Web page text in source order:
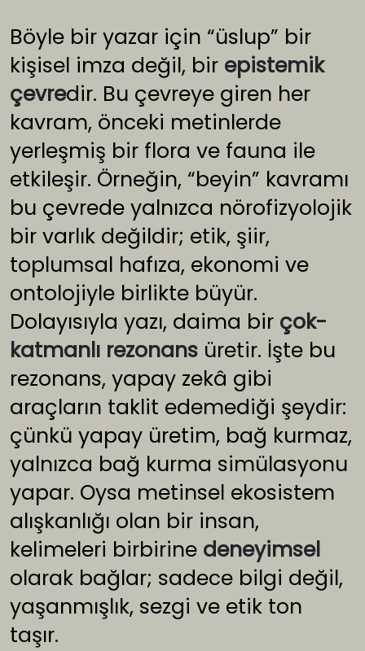
Böyle bir yazar için “üslup” bir
kişisel imza değil, bir epistemik
çevredir. Bu çevreye giren her
kavram, önceki metinlerde
yerleşmiş bir flora ve fauna ile
etkileşir. Örneğin, “beyin” kavramı
bu çevrede yalnızca nörofizyolojik
bir varlık değildir; etik, şiir,
toplumsal hafıza, ekonomi ve
ontolojiyle birlikte büyür.
Dolayısıyla yazı, daima bir çok-
katmanlı rezonans üretir. İşte bu
rezonans, yapay zekâ gibi
araçların taklit edemediği şeydir:
çünkü yapay üretim, bağ kurmaz,
yalnızca bağ kurma simülasyonu
yapar. Oysa metinsel ekosistem
alışkanlığı olan bir insan,
kelimeleri birbirine deneyimsel
olarak bağlar; sadece bilgi değil,
yaşanmışlık, sezgi ve etik ton
taşır.